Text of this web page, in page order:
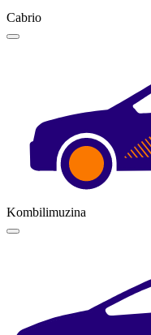
Cabrio
Kombilimuzina